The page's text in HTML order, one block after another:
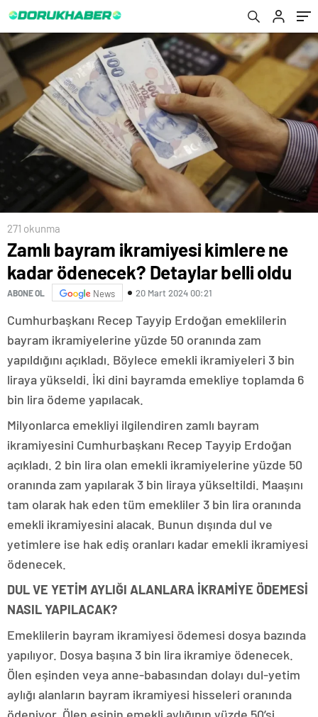
271 okunma
Zamlı bayram ikramiyesi kimlere ne
kadar ödenecek? Detaylar belli oldu
ABONE OL News 20 Mart 2024 00:21
Cumhurbaşkanı Recep Tayyip Erdoğan emeklilerin
bayram ikramiyelerine yüzde 50 oranında zam
yapıldığını açıkladı. Böylece emekli ikramiyeleri 3 bin
liraya yükseldi. İki dini bayramda emekliye toplamda 6
bin lira ödeme yapılacak.
Milyonlarca emekliyi ilgilendiren zamlı bayram
ikramiyesini Cumhurbaşkanı Recep Tayyip Erdoğan
açıkladı. 2 bin lira olan emekli ikramiyelerine yüzde 50
oranında zam yapılarak 3 bin liraya yükseltildi. Maaşını
tam olarak hak eden tüm emekliler 3 bin lira oranında
emekli ikramiyesini alacak. Bunun dışında dul ve
yetimlere ise hak ediş oranları kadar emekli ikramiyesi
ödenecek.
DUL VE YETİM AYLIĞI ALANLARA İKRAMİYE ÖDEMESİ
NASIL YAPILACAK?
Emeklilerin bayram ikramiyesi ödemesi dosya bazında
yapılıyor. Dosya başına 3 bin lira ikramiye ödenecek.
Ölen eşinden veya anne-babasından dolayı dul-yetim
aylığı alanların bayram ikramiyesi hisseleri oranında